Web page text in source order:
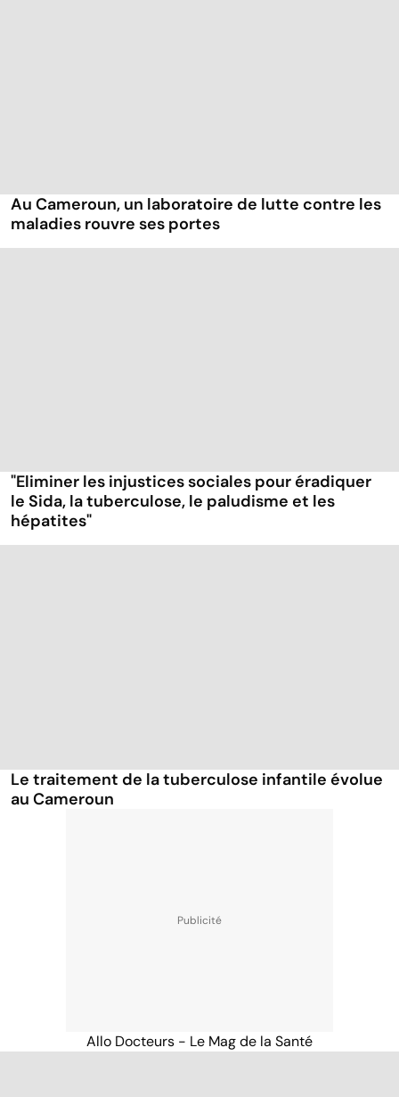
Au Cameroun, un laboratoire de lutte contre les
maladies rouvre ses portes
"Eliminer les injustices sociales pour éradiquer
le Sida, la tuberculose, le paludisme et les
hépatites"
Le traitement de la tuberculose infantile évolue
au Cameroun
Allo Docteurs - Le Mag de la Santé